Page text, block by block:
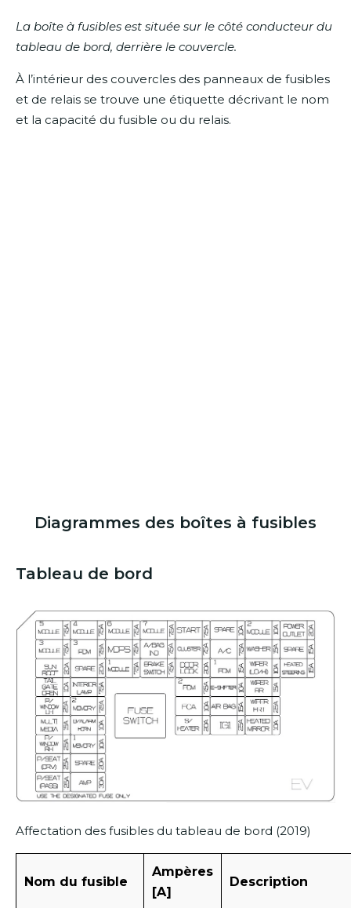
La boîte à fusibles est située sur le côté conducteur du
tableau de bord, derrière le couvercle.
À l’intérieur des couvercles des panneaux de fusibles
et de relais se trouve une étiquette décrivant le nom
et la capacité du fusible ou du relais.
Diagrammes des boîtes à fusibles
Tableau de bord
Affectation des fusibles du tableau de bord (2019)
Nom du fusible
Ampères
[A]
Description